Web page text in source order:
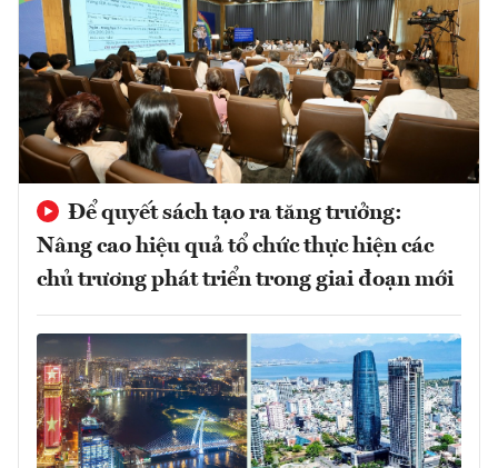
Để quyết sách tạo ra tăng trưởng:
Nâng cao hiệu quả tổ chức thực hiện các
chủ trương phát triển trong giai đoạn mới